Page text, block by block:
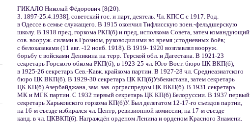
ГИКАЛО Николай Фёдорович [8(20).
3. 1897-25.4.1938], советский гос. и парт, деятель. Чл. КПСС с 1917. Род.
в Одессе в семье служащего. В 1915 окончил Тифлисскую воен.-фельдшерскую
школу. В 1918 пред, горкома РКП(б) и пред, исполкома Совета, затем командующий
сов. вооруж. силами в Грозном, руководил ими во время ;стодневных боёв;
с белоказаками (11 авг. -12 нояб. 1918). В 1919- 1920 возглавлял вооруж.
борьбу с войсками Деникина на терр. Терской обл. и Дагестана. В 1921-23
секретарь Горского обкома РКП(б); в 1923-25 чл. Юго-Вост. бюро ЦК ВКП(б),
в 1925-26 секретарь Сев.-Кавк. крайкома партии. В 1927-28 чл. Среднеазиатского
бюро ЦК ВКП(б). В 1929-30 секретарь ЦК КП(б)Узбекистана, затем секретарь
ЦК КП(б) Азербайджана, зам. зав. орграспредом ЦК ВКП(б). В 1931 секретарь
МК и МГК партии. С 1932 первый секретарь ЦК КП(б) Белоруссии. В 1937 первый
секретарь Харьковского горкома КП(б)У. Был делегатом 12-17-го съездов партии,
на 16-м съезде избирался чл. Центр, ревизионной комиссии, на 17-м съезде
канд. в чл. ЦКВКП(б). Награждён орденом Ленина и орденом Красного Знамени.